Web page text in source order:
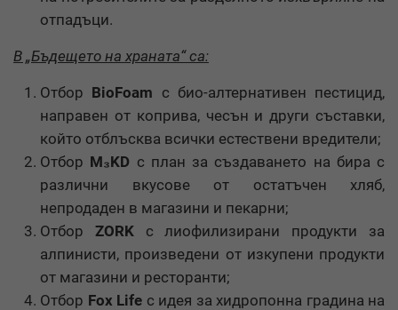
отпадъци.
В „Бъдещето на храната“ са:
Отбор BioFoam с био-алтернативен пестицид,
направен от коприва, чесън и други съставки,
който отблъсква всички естествени вредители;
Отбор М₃KD с план за създаването на бира с
различни вкусове от остатъчен хляб,
непродаден в магазини и пекарни;
Отбор ZORKс лиофилизирани продукти за
алпинисти, произведени от изкупени продукти
от магазини и ресторанти;
Отбор Fox Life с идея за хидропонна градина на